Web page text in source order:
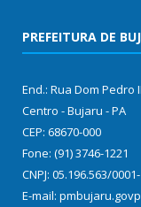
PREFEITURA DE
End.: Rua Dom Pedro
Centro - Bujaru - PA
CEP: 68670-000
Fone: (91) 3746-1221
CNPJ: 05.196.563/
E-mail: